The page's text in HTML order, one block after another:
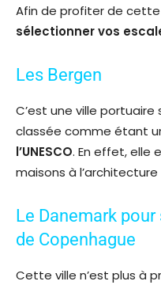
Afin de profiter de
sélectionner vos
Les Bergen
C’est une ville
classée comme étant
l’UNESCO. En effet, elle
maisons à
Le Danemark pour
de Copenhague
Cette ville n’est plus à